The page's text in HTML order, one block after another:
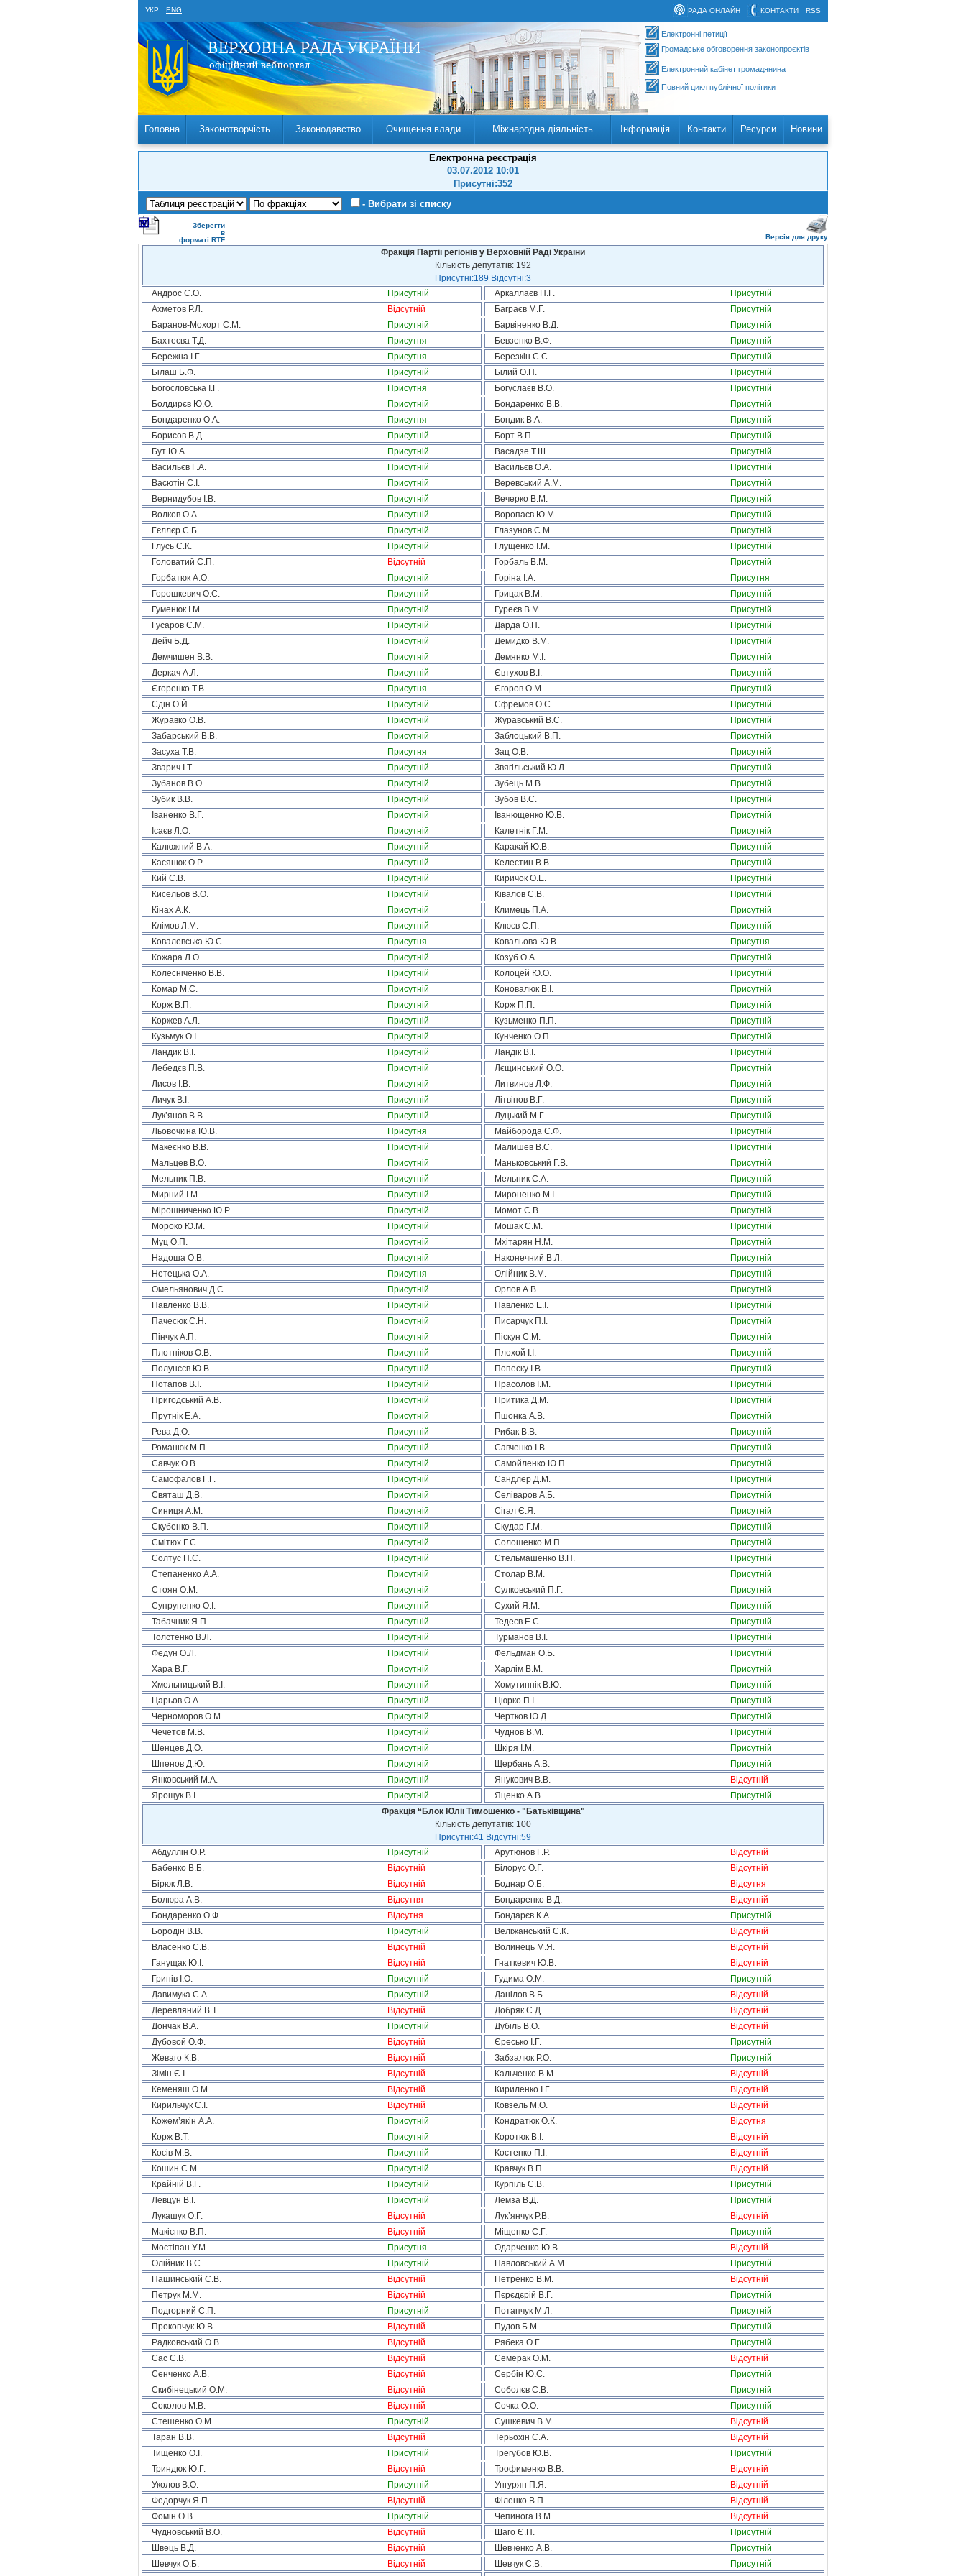
УКР ENG RSS
КОНТАКТИ
РАДА ОНЛАЙН
Електронні петиції
Громадське обговорення законопроєктів
Електронний кабінет громадянина
Повний цикл публічної політики
Головна Законотворчість Законодавство Очищення влади Міжнародна діяльність Інформація Контакти Ресурси Новини
Електронна реєстрація
03.07.2012 10:01
Присутні:352
- Вибрати зі списку
Зберегти
в
форматі RTF
Версія для друку
Фракція Партії регіонів у Верховній Раді України
Кількість депутатів: 192
Присутні:189 Відсутні:3
Андрос С.О.
Присутній Аркаллаєв Н.Г.
Присутній
Ахметов Р.Л.
Відсутній Баграєв М.Г.
Присутній
Баранов-Мохорт С.М.
Присутній Барвіненко В.Д.
Присутній
Бахтеєва Т.Д.
Присутня Бевзенко В.Ф.
Присутній
Бережна І.Г.
Присутня Березкін С.С.
Присутній
Білаш Б.Ф.
Присутній Білий О.П.
Присутній
Богословська І.Г.
Присутня Богуслаєв В.О.
Присутній
Болдирєв Ю.О.
Присутній Бондаренко В.В.
Присутній
Бондаренко О.А.
Присутня Бондик В.А.
Присутній
Борисов В.Д.
Присутній Борт В.П.
Присутній
Бут Ю.А.
Присутній Васадзе Т.Ш.
Присутній
Васильєв Г.А.
Присутній Васильєв О.А.
Присутній
Васютін С.І.
Присутній Веревський А.М.
Присутній
Вернидубов І.В.
Присутній Вечерко В.М.
Присутній
Волков О.А.
Присутній Воропаєв Ю.М.
Присутній
Гєллєр Є.Б.
Присутній Глазунов С.М.
Присутній
Глусь С.К.
Присутній Глущенко І.М.
Присутній
Головатий С.П.
Відсутній Горбаль В.М.
Присутній
Горбатюк А.О.
Присутній Горіна І.А.
Присутня
Горошкевич О.С.
Присутній Грицак В.М.
Присутній
Гуменюк І.М.
Присутній Гуреєв В.М.
Присутній
Гусаров С.М.
Присутній Дарда О.П.
Присутній
Дейч Б.Д.
Присутній Демидко В.М.
Присутній
Демчишен В.В.
Присутній Демянко М.І.
Присутній
Деркач А.Л.
Присутній Євтухов В.І.
Присутній
Єгоренко Т.В.
Присутня Єгоров О.М.
Присутній
Єдін О.Й.
Присутній Єфремов О.С.
Присутній
Журавко О.В.
Присутній Журавський В.С.
Присутній
Забарський В.В.
Присутній Заблоцький В.П.
Присутній
Засуха Т.В.
Присутня Зац О.В.
Присутній
Зварич І.Т.
Присутній Звягільський Ю.Л.
Присутній
Зубанов В.О.
Присутній Зубець М.В.
Присутній
Зубик В.В.
Присутній Зубов В.С.
Присутній
Іваненко В.Г.
Присутній Іванющенко Ю.В.
Присутній
Ісаєв Л.О.
Присутній Калетнік Г.М.
Присутній
Калюжний В.А.
Присутній Каракай Ю.В.
Присутній
Касянюк О.Р.
Присутній Келестин В.В.
Присутній
Кий С.В.
Присутній Киричок О.Е.
Присутній
Кисельов В.О.
Присутній Ківалов С.В.
Присутній
Кінах А.К.
Присутній Климець П.А.
Присутній
Клімов Л.М.
Присутній Клюєв С.П.
Присутній
Ковалевська Ю.С.
Присутня Ковальова Ю.В.
Присутня
Кожара Л.О.
Присутній Козуб О.А.
Присутній
Колесніченко В.В.
Присутній Колоцей Ю.О.
Присутній
Комар М.С.
Присутній Коновалюк В.І.
Присутній
Корж В.П.
Присутній Корж П.П.
Присутній
Коржев А.Л.
Присутній Кузьменко П.П.
Присутній
Кузьмук О.І.
Присутній Кунченко О.П.
Присутній
Ландик В.І.
Присутній Ландік В.І.
Присутній
Лебедєв П.В.
Присутній Лєщинський О.О.
Присутній
Лисов І.В.
Присутній Литвинов Л.Ф.
Присутній
Личук В.І.
Присутній Літвінов В.Г.
Присутній
Лук’янов В.В.
Присутній Луцький М.Г.
Присутній
Льовочкіна Ю.В.
Присутня Майборода С.Ф.
Присутній
Макеєнко В.В.
Присутній Малишев В.С.
Присутній
Мальцев В.О.
Присутній Маньковський Г.В.
Присутній
Мельник П.В.
Присутній Мельник С.А.
Присутній
Мирний І.М.
Присутній Мироненко М.І.
Присутній
Мірошниченко Ю.Р.
Присутній Момот С.В.
Присутній
Мороко Ю.М.
Присутній Мошак С.М.
Присутній
Муц О.П.
Присутній Мхітарян Н.М.
Присутній
Надоша О.В.
Присутній Наконечний В.Л.
Присутній
Нетецька О.А.
Присутня Олійник В.М.
Присутній
Омельянович Д.С.
Присутній Орлов А.В.
Присутній
Павленко В.В.
Присутній Павленко Е.І.
Присутній
Пачесюк С.Н.
Присутній Писарчук П.І.
Присутній
Пінчук А.П.
Присутній Піскун С.М.
Присутній
Плотніков О.В.
Присутній Плохой І.І.
Присутній
Полунєєв Ю.В.
Присутній Попеску І.В.
Присутній
Потапов В.І.
Присутній Прасолов І.М.
Присутній
Пригодський А.В.
Присутній Притика Д.М.
Присутній
Прутнік Е.А.
Присутній Пшонка А.В.
Присутній
Рева Д.О.
Присутній Рибак В.В.
Присутній
Романюк М.П.
Присутній Савченко І.В.
Присутній
Савчук О.В.
Присутній Самойленко Ю.П.
Присутній
Самофалов Г.Г.
Присутній Сандлер Д.М.
Присутній
Святаш Д.В.
Присутній Селіваров А.Б.
Присутній
Синиця А.М.
Присутній Сігал Є.Я.
Присутній
Скубенко В.П.
Присутній Скудар Г.М.
Присутній
Смітюх Г.Є.
Присутній Солошенко М.П.
Присутній
Солтус П.С.
Присутній Стельмашенко В.П.
Присутній
Степаненко А.А.
Присутній Столар В.М.
Присутній
Стоян О.М.
Присутній Сулковський П.Г.
Присутній
Супруненко О.І.
Присутній Сухий Я.М.
Присутній
Табачник Я.П.
Присутній Тедеєв Е.С.
Присутній
Толстенко В.Л.
Присутній Турманов В.І.
Присутній
Федун О.Л.
Присутній Фельдман О.Б.
Присутній
Хара В.Г.
Присутній Харлім В.М.
Присутній
Хмельницький В.І.
Присутній Хомутиннік В.Ю.
Присутній
Царьов О.А.
Присутній Цюрко П.І.
Присутній
Черноморов О.М.
Присутній Чертков Ю.Д.
Присутній
Чечетов М.В.
Присутній Чуднов В.М.
Присутній
Шенцев Д.О.
Присутній Шкіря І.М.
Присутній
Шпенов Д.Ю.
Присутній Щербань А.В.
Присутній
Янковський М.А.
Присутній Янукович В.В.
Відсутній
Ярощук В.І.
Присутній Яценко А.В.
Присутній
Фракція “Блок Юлії Тимошенко - "Батьківщина"
Кількість депутатів: 100
Присутні:41 Відсутні:59
Абдуллін О.Р.
Присутній Арутюнов Г.Р.
Відсутній
Бабенко В.Б.
Відсутній Білорус О.Г.
Відсутній
Бірюк Л.В.
Відсутній Боднар О.Б.
Відсутня
Болюра А.В.
Відсутня Бондаренко В.Д.
Відсутній
Бондаренко О.Ф.
Відсутня Бондарєв К.А.
Присутній
Бородін В.В.
Присутній Веліжанський С.К.
Відсутній
Власенко С.В.
Відсутній Волинець М.Я.
Відсутній
Ганущак Ю.І.
Відсутній Гнаткевич Ю.В.
Відсутній
Гринів І.О.
Присутній Гудима О.М.
Присутній
Давимука С.А.
Присутній Данілов В.Б.
Відсутній
Деревляний В.Т.
Відсутній Добряк Є.Д.
Відсутній
Дончак В.А.
Присутній Дубіль В.О.
Відсутній
Дубовой О.Ф.
Відсутній Єресько І.Г.
Присутній
Жеваго К.В.
Відсутній Забзалюк Р.О.
Присутній
Зімін Є.І.
Відсутній Кальченко В.М.
Відсутній
Кеменяш О.М.
Відсутній Кириленко І.Г.
Відсутній
Кирильчук Є.І.
Відсутній Ковзель М.О.
Відсутній
Кожем’якін А.А.
Присутній Кондратюк О.К.
Відсутня
Корж В.Т.
Присутній Коротюк В.І.
Відсутній
Косів М.В.
Присутній Костенко П.І.
Відсутній
Кошин С.М.
Присутній Кравчук В.П.
Відсутній
Крайній В.Г.
Присутній Курпіль С.В.
Присутній
Левцун В.І.
Присутній Лемза В.Д.
Присутній
Лукашук О.Г.
Відсутній Лук’янчук Р.В.
Відсутній
Макієнко В.П.
Відсутній Міщенко С.Г.
Присутній
Мостіпан У.М.
Присутня Одарченко Ю.В.
Відсутній
Олійник В.С.
Присутній Павловський А.М.
Присутній
Пашинський С.В.
Відсутній Петренко В.М.
Відсутній
Петрук М.М.
Відсутній Пєрєдєрій В.Г.
Присутній
Подгорний С.П.
Присутній Потапчук М.Л.
Присутній
Прокопчук Ю.В.
Відсутній Пудов Б.М.
Присутній
Радковський О.В.
Відсутній Рябека О.Г.
Присутній
Сас С.В.
Відсутній Семерак О.М.
Відсутній
Сенченко А.В.
Відсутній Сербін Ю.С.
Присутній
Скибінецький О.М.
Відсутній Соболєв С.В.
Присутній
Соколов М.В.
Відсутній Сочка О.О.
Присутній
Стешенко О.М.
Присутній Сушкевич В.М.
Відсутній
Таран В.В.
Відсутній Терьохін С.А.
Відсутній
Тищенко О.І.
Присутній Трегубов Ю.В.
Присутній
Триндюк Ю.Г.
Відсутній Трофименко В.В.
Відсутній
Уколов В.О.
Присутній Унгурян П.Я.
Відсутній
Федорчук Я.П.
Відсутній Філенко В.П.
Відсутній
Фомін О.В.
Присутній Чепинога В.М.
Відсутній
Чудновський В.О.
Відсутній Шаго Є.П.
Присутній
Швець В.Д.
Відсутній Шевченко А.В.
Присутній
Шевчук О.Б.
Відсутній Шевчук С.В.
Присутній